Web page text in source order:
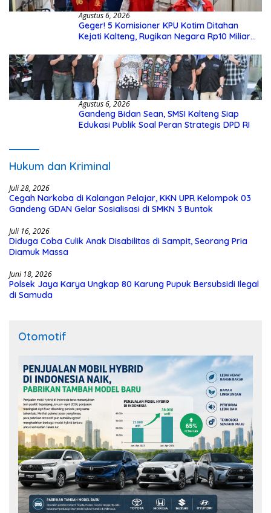
Agustus 6, 2026
Geger! 5 Komisioner KPU Kotim Ditahan
Kejati Kalteng, Rugikan Negara Rp10 Miliar
Agustus 6, 2026
Gandeng Bidan Sean, SMSI Kalteng Siap
Edukasi Publik Soal Peran Strategis DPD RI
Hukum dan Kriminal
Juli 28, 2026
Cegah Narkoba di Kalangan Pelajar, KKN UPR Kelompok 03
Gandeng GDAN Gelar Sosialisasi di SMKN 3 Buntok
Juli 16, 2026
Diduga Coba Culik Anak Disabilitas di Sampit, Seorang Pria
Diamuk Massa
Juni 18, 2026
Polsek Jaya Karya Ungkap 80 Karung Pupuk Bersubsidi Ilegal
di Samuda
Otomotif